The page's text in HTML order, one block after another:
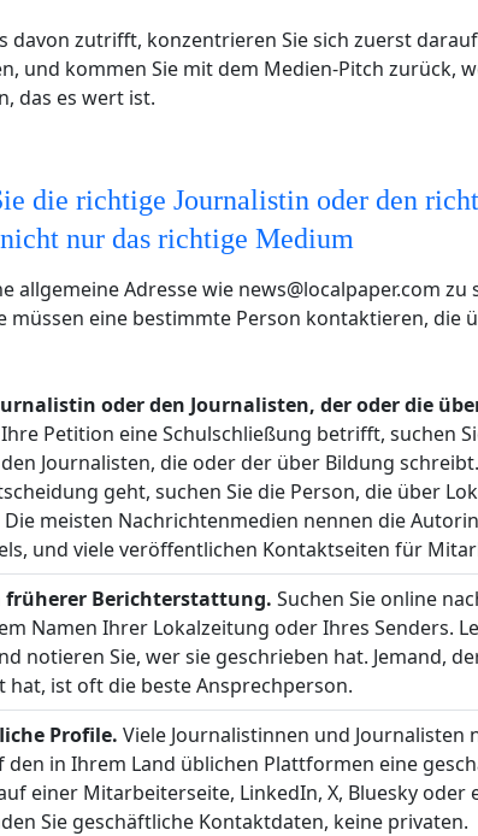
davon zutrifft, konzentrieren Sie sich zuerst
und kommen Sie mit dem Medien-Pitch zurück,
das es wert ist.
die richtige Journalistin oder den
nur das richtige Medium
allgemeine Adresse wie news@localpaper.com zu
müssen eine bestimmte Person kontaktieren, die
oder den Journalisten, der oder die
Petition eine Schulschließung betrifft, suchen
Journalisten, die oder der über Bildung
geht, suchen Sie die Person, die über
meisten Nachrichtenmedien nennen die
und viele veröffentlichen Kontaktseiten für
früherer Berichterstattung. Suchen Sie online
Namen Ihrer Lokalzeitung oder Ihres Senders.
notieren Sie, wer sie geschrieben hat. Jemand,
hat, ist oft die beste Ansprechperson.
Profile. Viele Journalistinnen und Journalisten
in Ihrem Land üblichen Plattformen eine
einer Mitarbeiterseite, LinkedIn, X, Bluesky oder
Sie geschäftliche Kontaktdaten, keine privaten.